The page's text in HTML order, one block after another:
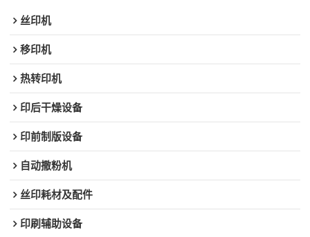
丝印机
移印机
热转印机
印后干燥设备
印前制版设备
自动撒粉机
丝印耗材及配件
印刷辅助设备